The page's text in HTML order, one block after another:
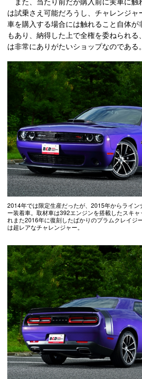
は試乗さえ可能だろうし、チャレンジャ
車を購入する場合には触れること自体が
もあり、納得した上で全権を委ねられる
は非常にありがたいショップなのである。
2014年では限定生産だったが、2015年からライン
ー装着車。取材車は392エンジンを搭載したスキ
れまた2016年に復刻したばかりのプラムクレイジ
は超レアなチャレンジャー。